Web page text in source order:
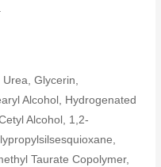
Urea, Glycerin,
Alcohol, Hydrogenated
Alcohol, 1,2-
Taurate Copolymer,